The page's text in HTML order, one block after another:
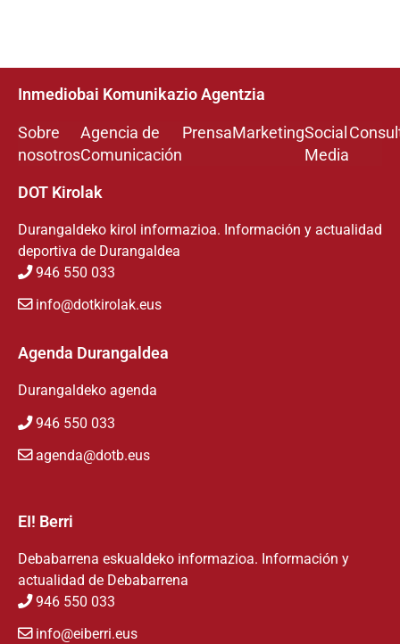
Inmediobai Komunikazio Agentzia
Sobre
nosotros
Agencia de
Comunicación
PrensaMarketingSocial
Media
DOT Kirolak
Durangaldeko kirol informazioa. Información y actualidad
deportiva de Durangaldea
946 550 033
info@dotkirolak.eus
Agenda Durangaldea
Durangaldeko agenda
946 550 033
agenda@dotb.eus
EI! Berri
Debabarrena eskualdeko informazioa. Información y
actualidad de Debabarrena
946 550 033
info@eiberri.eus